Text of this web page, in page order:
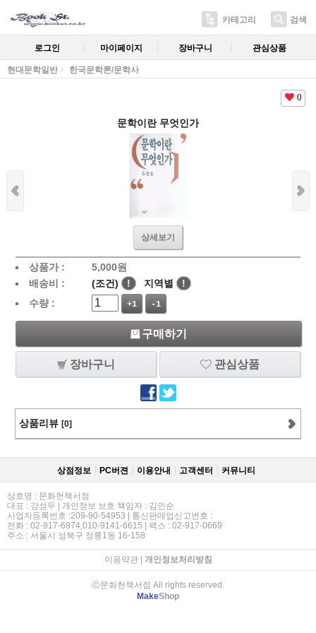
카테고리 검색
로그인 마이페이지 장바구니 관심상품
현대문학일반 한국문학론/문학사
0
문학이란 무엇인가
상세보기
상품가 : 5,000원
배송비 :
(조건) ! 지역별
!
수량 :
+1 -1
구매하기
장바구니 관심상품
상품리뷰 [0]
상점정보 PC버젼 이용안내 고객센터 커뮤니티
상호명 : 문화헌책서점
대표 : 강성두 | 개인정보 보호 책임자 : 김인순
사업자등록번호 :209-90-54953 | 통신판매업신고번호 :
전화 : 02-917-6874,010-9141-6615 | 팩스 : 02-917-0669
주소 : 서울시 성북구 정릉1동 16-158
이용약관| 개인정보처리방침
ⓒ문화헌책서점 All rights reserved.
MakeShop